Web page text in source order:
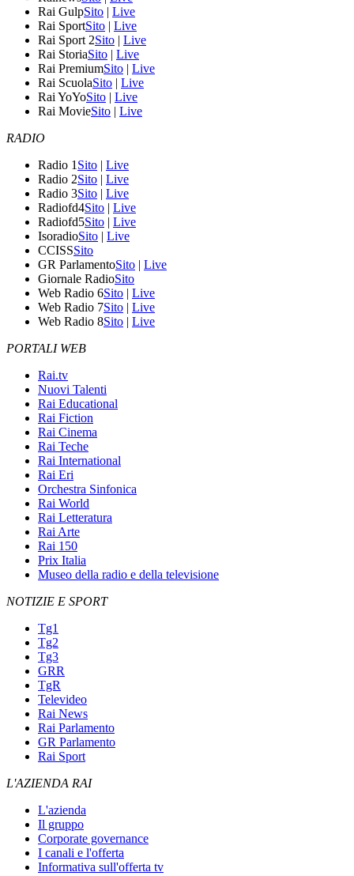
Rai GulpSito | Live
Rai SportSito | Live
Rai Sport 2Sito | Live
Rai StoriaSito | Live
Rai PremiumSito | Live
Rai ScuolaSito | Live
Rai YoYoSito | Live
Rai MovieSito | Live
RADIO
Radio 1 Sito | Live
Radio 2Sito | Live
Radio 3Sito | Live
Radiofd4Sito | Live
Radiofd5Sito | Live
IsoradioSito | Live
CCISSSito
GR ParlamentoSito | Live
Giornale RadioSito
Web Radio 6Sito | Live
Web Radio 7Sito | Live
Web Radio 8Sito | Live
PORTALI WEB
Rai.tv
Nuovi Talenti
Rai Educational
Rai Fiction
Rai Cinema
Rai Teche
Rai International
Rai Eri
Orchestra Sinfonica
Rai World
Rai Letteratura
Rai Arte
Rai 150
Prix Italia
Museo della radio e della televisione
NOTIZIE E SPORT
Tg1
Tg2
Tg3
GRR
TgR
Televideo
Rai News
Rai Parlamento
GR Parlamento
Rai Sport
L'AZIENDA RAI
L'azienda
Il gruppo
Corporate governance
I canali e l'offerta
Informativa sull'offerta tv